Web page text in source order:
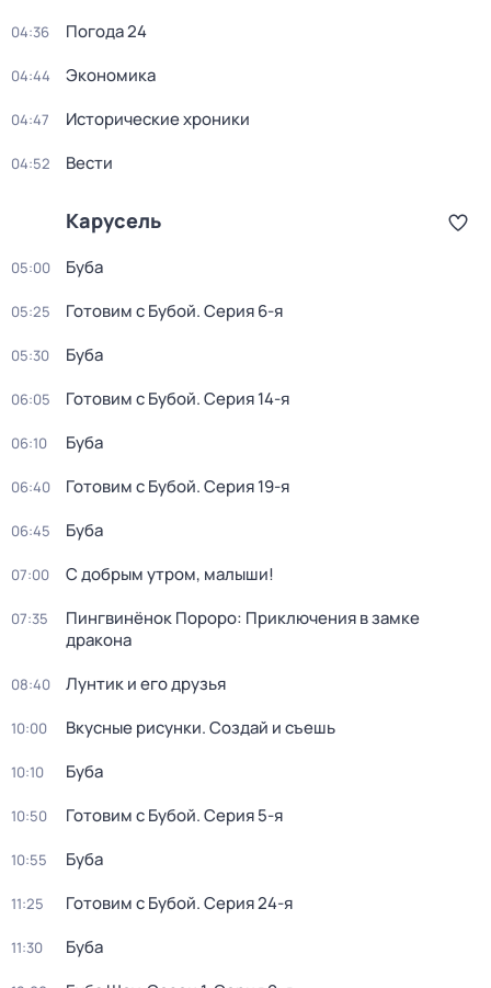
04:36 Погода 24
04:44 Экономика
04:47 Исторические хроники
04:52 Вести
Карусель
05:00 Буба
05:25 Готовим с Бубой. Серия 6-я
05:30 Буба
06:05 Готовим с Бубой. Серия 14-я
06:10 Буба
06:40 Готовим с Бубой. Серия 19-я
06:45 Буба
07:00 С добрым утром, малыши!
07:35
Пингвинёнок Пороро: Приключения в замке
дракона
08:40 Лунтик и его друзья
10:00 Вкусные рисунки. Создай и съешь
10:10 Буба
10:50 Готовим с Бубой. Серия 5-я
10:55 Буба
11:25 Готовим с Бубой. Серия 24-я
11:30 Буба